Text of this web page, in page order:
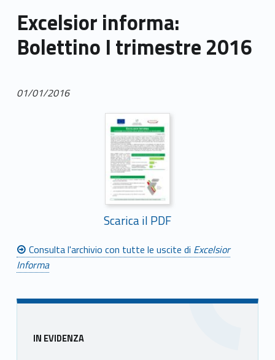
Excelsior informa:
Bolettino I trimestre 2016
01/01/2016
Scarica il PDF
Consulta l'archivio con tutte le uscite di Excelsior
Informa
Skip back to main navigation
Sidebar
IN EVIDENZA